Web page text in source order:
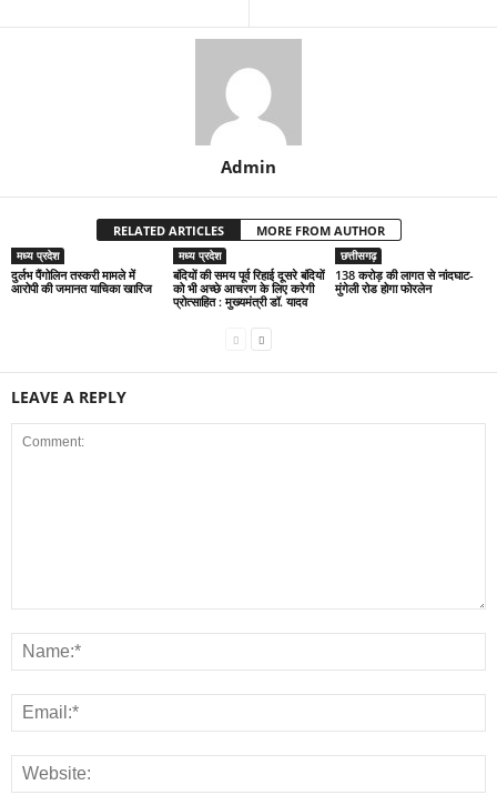
Admin
RELATED ARTICLES MORE FROM AUTHOR
मध्य प्रदेश
दुर्लभ पैंगोलिन तस्करी मामले में
आरोपी की जमानत याचिका खारिज
मध्य प्रदेश
बंदियों की समय पूर्व रिहाई दूसरे बंदियों
को भी अच्छे आचरण के लिए करेगी
प्रोत्साहित : मुख्यमंत्री डॉ. यादव
छत्तीसगढ़
138 करोड़ की लागत से नांदघाट-
मुंगेली रोड होगा फोरलेन
LEAVE A REPLY